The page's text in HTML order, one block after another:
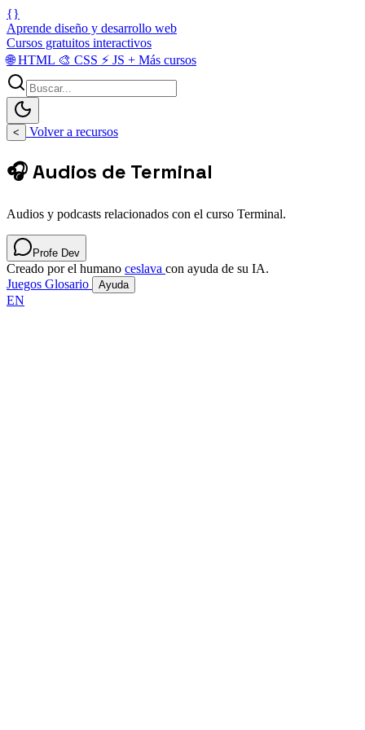
{}
Aprende diseño y desarrollo web
Cursos gratuitos interactivos
🌐HTML 🎨 CSS ⚡ JS + Más cursos
< Volver a recursos
🎧 Audios de Terminal
Audios y podcasts relacionados con el curso Terminal.
Profe Dev
Creado por el humano ceslava con ayuda de su IA.
Juegos Glosario Ayuda
EN